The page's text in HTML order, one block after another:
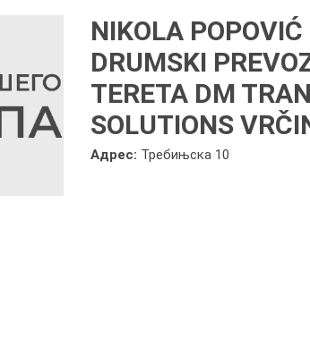
NIKOLA POPOVIĆ
DRUMSKI
TERETA DM
SOLUTIONS
Адрес: Требињска 10